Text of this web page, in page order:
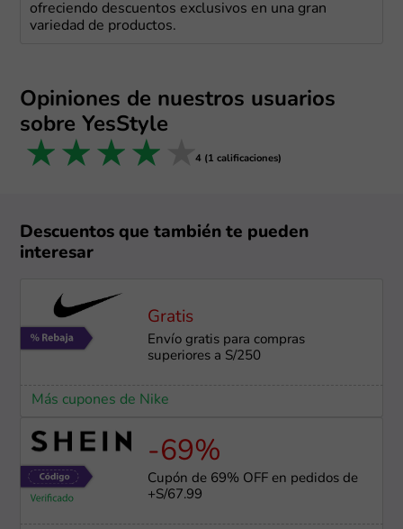
ofreciendo descuentos exclusivos en una gran
variedad de productos.
Opiniones de nuestros usuarios
sobre YesStyle
5 stars
4 stars
3 stars
2 stars
1 star 4 (1 calificaciones)
Descuentos que también te pueden
interesar
Gratis
Envío gratis para compras
superiores a S/250
Más cupones de Nike
-69%
Cupón de 69% OFF en pedidos de
+S/67.99